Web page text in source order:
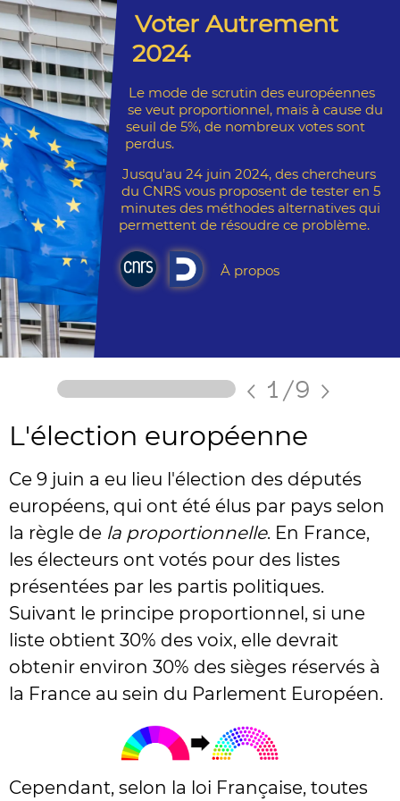
Voter Autrement
2024
Le mode de scrutin des européennes
se veut proportionnel, mais à cause du
seuil de 5%, de nombreux votes sont
perdus.
Jusqu'au 24 juin 2024, des chercheurs
du CNRS vous proposent de tester en 5
minutes des méthodes alternatives qui
permettent de résoudre ce problème.
À propos
< 1 /9 >
L'élection européenne
Ce 9 juin a eu lieu l'élection des députés
européens, qui ont été élus par pays selon
la règle de la proportionnelle. En France,
les électeurs ont votés pour des listes
présentées par les partis politiques.
Suivant le principe proportionnel, si une
liste obtient 30% des voix, elle devrait
obtenir environ 30% des sièges réservés à
la France au sein du Parlement Européen.
Cependant, selon la loi Française, toutes